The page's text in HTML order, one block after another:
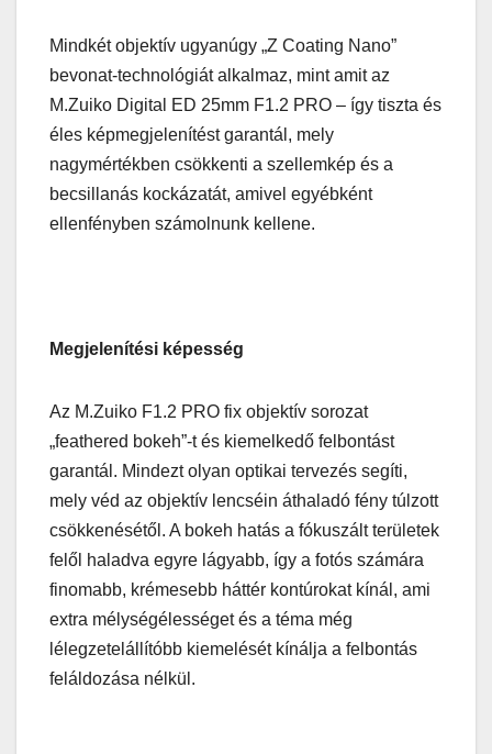
Mindkét objektív ugyanúgy „Z Coating Nano”
bevonat-technológiát alkalmaz, mint amit az
M.Zuiko Digital ED 25mm F1.2 PRO – így tiszta és
éles képmegjelenítést garantál, mely
nagymértékben csökkenti a szellemkép és a
becsillanás kockázatát, amivel egyébként
ellenfényben számolnunk kellene.
Megjelenítési képesség
Az M.Zuiko F1.2 PRO fix objektív sorozat
„feathered bokeh”-t és kiemelkedő felbontást
garantál. Mindezt olyan optikai tervezés segíti,
mely véd az objektív lencséin áthaladó fény túlzott
csökkenésétől. A bokeh hatás a fókuszált területek
felől haladva egyre lágyabb, így a fotós számára
finomabb, krémesebb háttér kontúrokat kínál, ami
extra mélységélességet és a téma még
lélegzetelállítóbb kiemelését kínálja a felbontás
feláldozása nélkül.